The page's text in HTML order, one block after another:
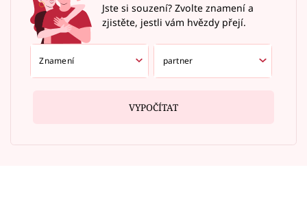
Jste si souzení? Zvolte znamení a
zjistěte, jestli vám hvězdy přejí.
VYPOČÍTAT